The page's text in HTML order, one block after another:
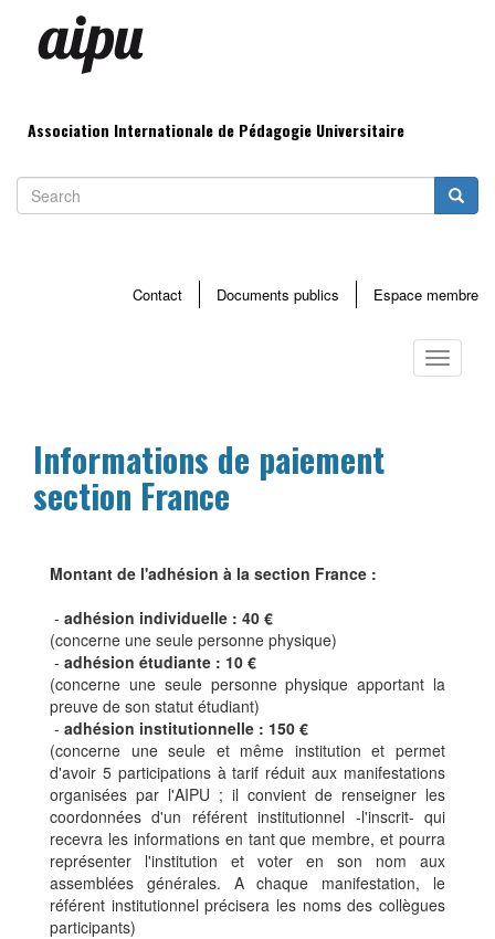
contenu
Association Internationale de Pédagogie Universitaire
Search
Espace membre
Documents publics
Contact
Toggle
Informations de paiement
section France
Montant de l'adhésion à la section France :
- adhésion individuelle : 40 €
(concerne une seule personne physique)
- adhésion étudiante : 10 €
(concerne une seule personne physique apportant la
preuve de son statut étudiant)
- adhésion institutionnelle : 150 €
(concerne une seule et même institution et permet
d'avoir 5 participations à tarif réduit aux manifestations
organisées par l'AIPU ; il convient de renseigner les
coordonnées d'un référent institutionnel -l'inscrit- qui
recevra les informations en tant que membre, et pourra
représenter l'institution et voter en son nom aux
assemblées générales. A chaque manifestation, le
référent institutionnel précisera les noms des collègues
participants)